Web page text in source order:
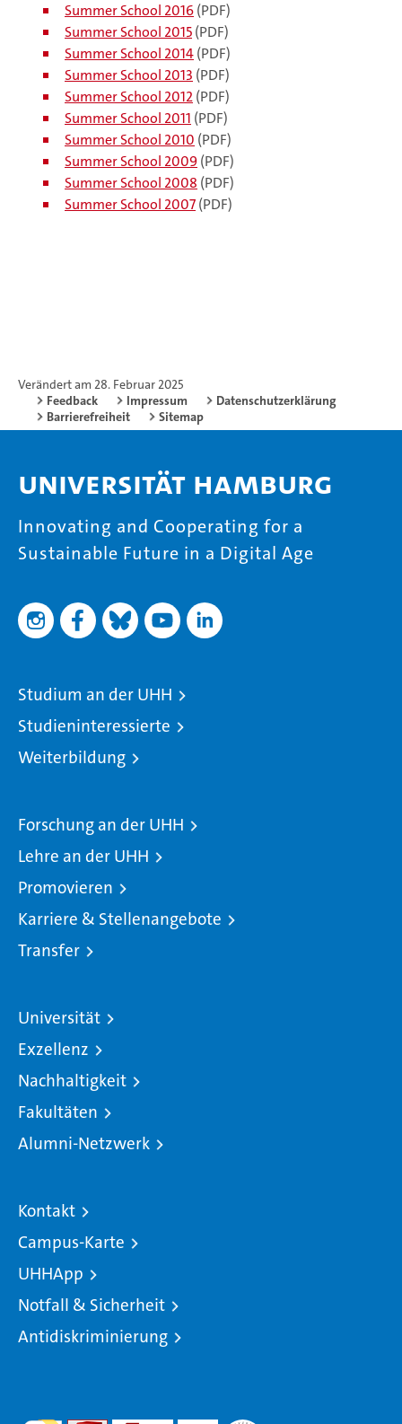
Summer School 2016(PDF)
Summer School 2015(PDF)
Summer School 2014(PDF)
Summer School 2013 (PDF)
Summer School 2012(PDF)
Summer School 2011 (PDF)
Summer School 2010 (PDF)
Summer School 2009(PDF)
Summer School 2008 (PDF)
Summer School 2007(PDF)
Verändert am 28. Februar 2025
Feedback
Impressum
Datenschutzerklärung
Barrierefreiheit
Sitemap
Universität Hamburg
Innovating and Cooperating for a
Sustainable Future in a Digital Age
Studium an der UHH
Studieninteressierte
Weiterbildung
Forschung an der UHH
Lehre an der UHH
Promovieren
Karriere & Stellenangebote
Transfer
Universität
Exzellenz
Nachhaltigkeit
Fakultäten
Alumni-Netzwerk
Kontakt
Campus-Karte
UHHApp
Notfall & Sicherheit
Antidiskriminierung